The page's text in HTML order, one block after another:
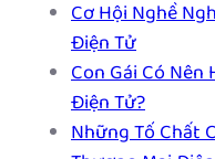
Cơ Hội Nghề
Điện Tử
Con Gái Có
Điện Tử?
Những Tố Chất